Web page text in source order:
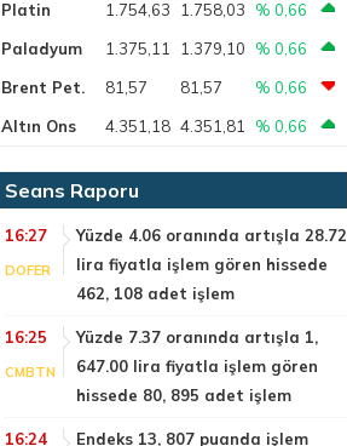
Platin
1.754,63 1.758,03
% 0,66
Paladyum
1.375,11 1.379,10
% 0,66
Brent Pet.
81,57 81,57
% 0,66
Altın Ons
4.351,18 4.351,81 % 0,66
Seans Raporu
16:27
DOFER
Yüzde 4.06 oranında artışla 28.72
lira fiyatla işlem gören hissede
462, 108 adet işlem
16:25
CMBTN
Yüzde 7.37 oranında artışla 1,
647.00 lira fiyatla işlem gören
hissede 80, 895 adet işlem
16:24
Endeks 13, 807 puanda işlem